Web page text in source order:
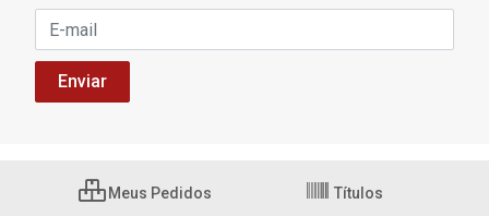
Meus Pedidos Títulos